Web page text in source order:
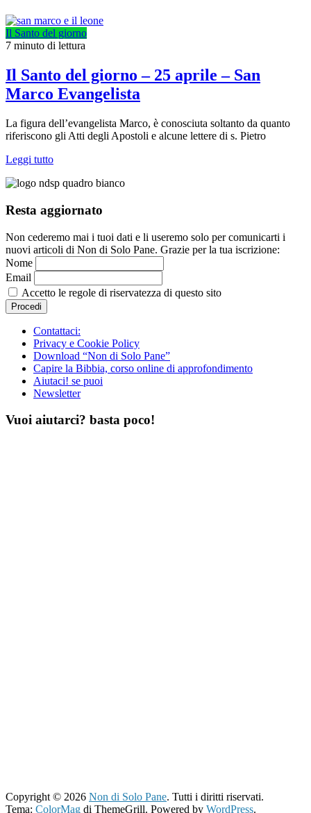
Il Santo del giorno
7 minuto di lettura
Il Santo del giorno – 25 aprile – San
Marco Evangelista
La figura dell’evangelista Marco, è conosciuta soltanto da quanto
riferiscono gli Atti degli Apostoli e alcune lettere di s. Pietro
Leggi tutto
Resta aggiornato
Non cederemo mai i tuoi dati e li useremo solo per comunicarti i
nuovi articoli di Non di Solo Pane. Grazie per la tua iscrizione:
Nome
Email
Accetto le regole di riservatezza di questo sito
Contattaci:
Privacy e Cookie Policy
Download “Non di Solo Pane”
Capire la Bibbia, corso online di approfondimento
Aiutaci! se puoi
Newsletter
Vuoi aiutarci? basta poco!
Copyright © 2026 Non di Solo Pane. Tutti i diritti riservati.
Tema: ColorMag di ThemeGrill. Powered by WordPress.